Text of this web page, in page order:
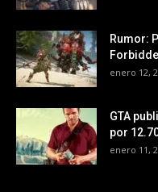
Rumor:
enero 12,
GTA
por
enero 11,